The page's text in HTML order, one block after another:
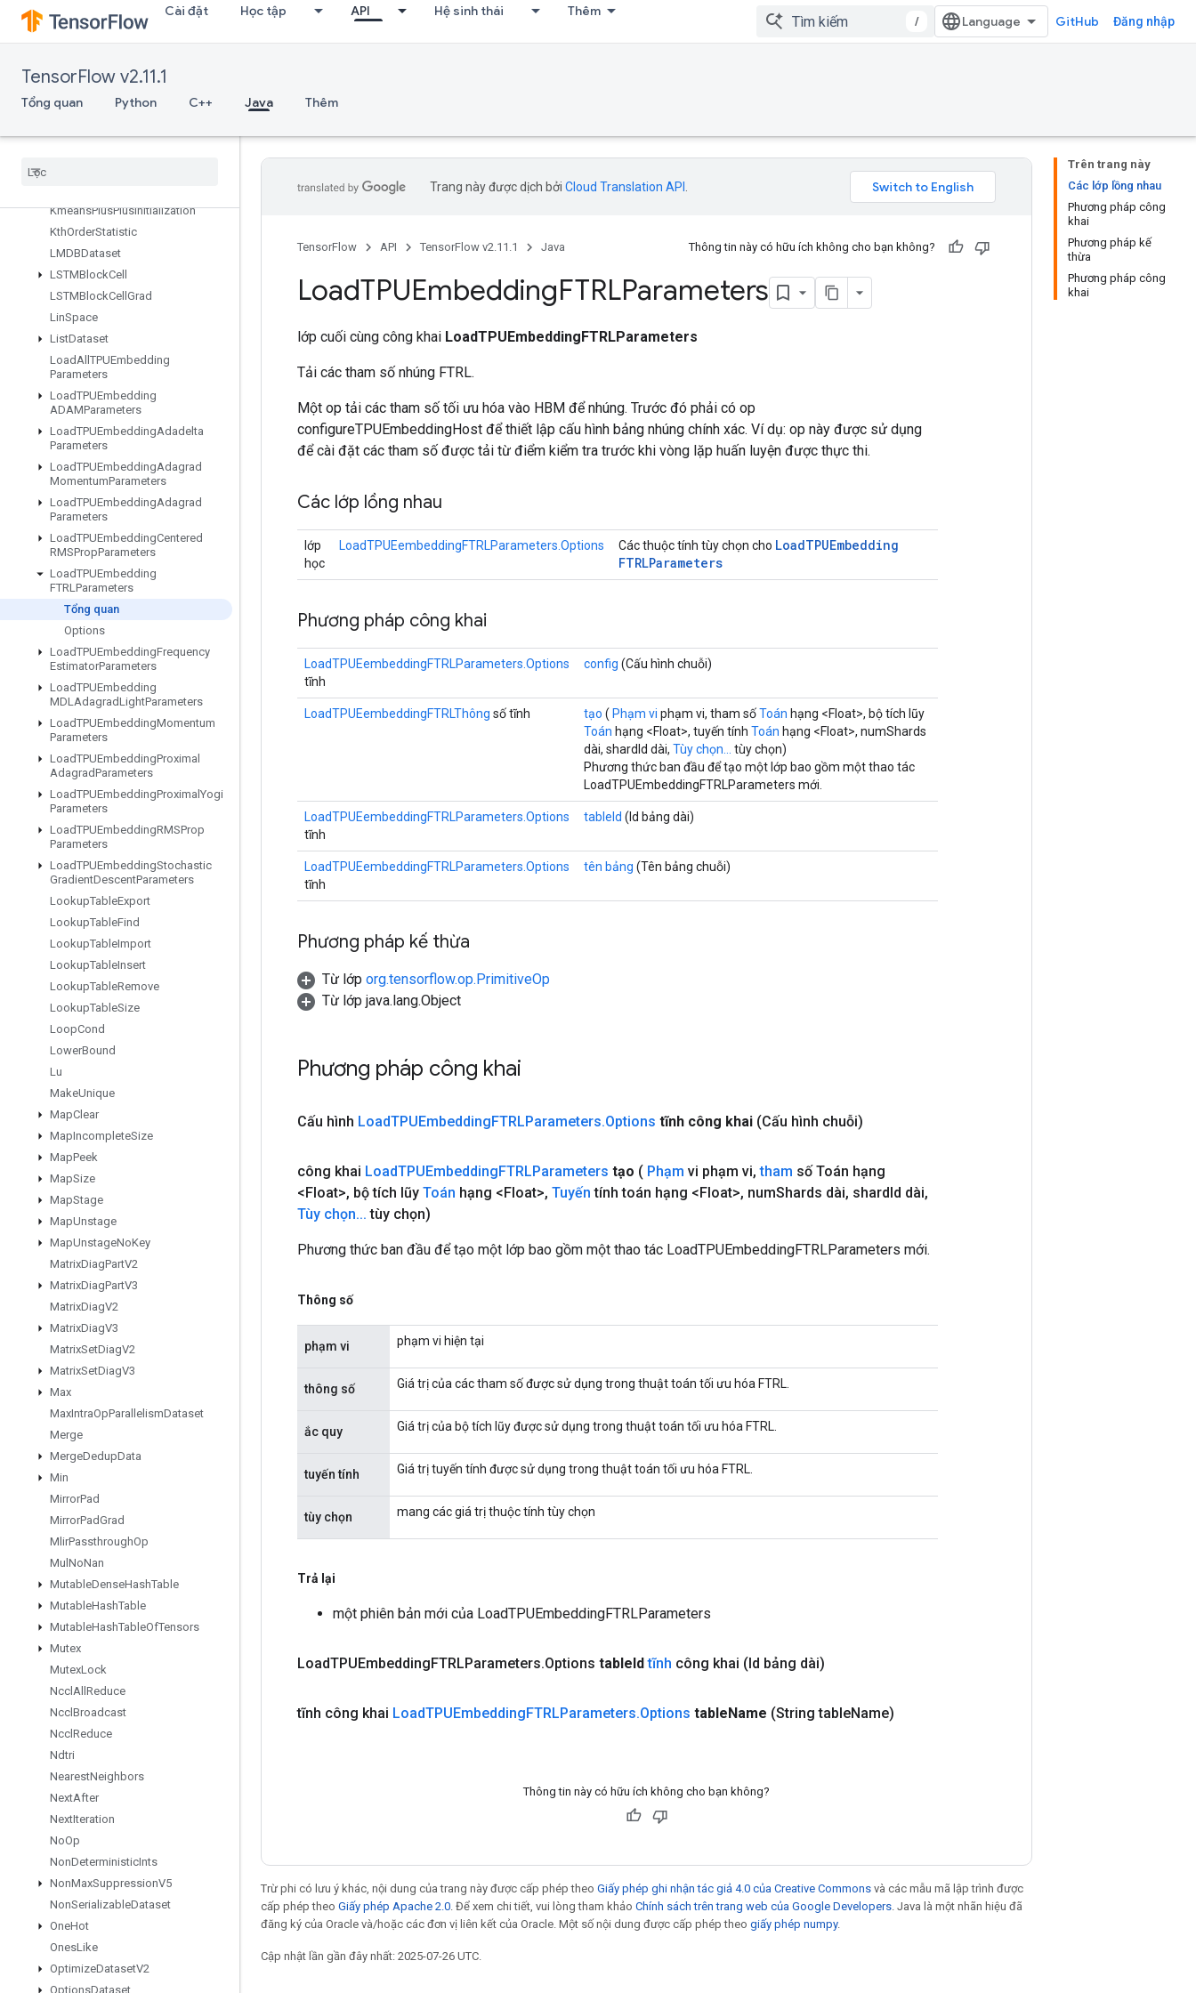
Cài đặt Học tập API Hệ sinh thái Thêm
/ GitHub Đăng nhập
TensorFlow v2.11.1
Tổng quan Python C++ Java Thêm
InplaceUpdate
IsBoostedTreesEnsembleInitialize
d
IsBoostedTreesQuantileStreamRe
sourceInitialized
IsTPUEmbeddingInitialized
KmeansPlusPlusInitialization
KthOrderStatistic
LMDBDataset
LSTMBlockCell
LSTMBlockCell Grad
LinSpace
ListDataset
LoadAll TPUEmbedding
Parameters
LoadTPUEmbedding
ADAMParameters
LoadTPUEmbeddingAdadelta
Parameters
LoadTPUEmbeddingAdagrad
MomentumParameters
LoadTPUEmbeddingAdagrad
Parameters
LoadTPUEmbeddingCentered
RMSPropParameters
LoadTPUEmbedding
FTRLParameters
Tổng quan
Options
LoadTPUEmbeddingFrequency
EstimatorParameters
LoadTPUEmbedding
MDLAdagradLightParameters
LoadTPUEmbeddingMomentum
Parameters
LoadTPUEmbeddingProximal
AdagradParameters
LoadTPUEmbeddingProximal Yogi
Parameters
LoadTPUEmbeddingRMSProp
Parameters
LoadTPUEmbeddingStochastic
GradientDescentParameters
LookupTableExport
LookupTableFind
LookupTableImport
LookupTableInsert
LookupTableRemove
LookupTableSize
LoopCond
LowerBound
Lu
MakeUnique
MapClear
MapIncompleteSize
MapPeek
MapSize
MapStage
MapUnstage
MapUnstageNoKey
MatrixDiagPartV2
MatrixDiagPartV3
MatrixDiagV2
MatrixDiagV3
MatrixSetDiagV2
MatrixSetDiagV3
Max
MaxIntraOpParallelismDataset
Merge
MergeDedupData
Min
MirrorPad
MirrorPadGrad
MlirPassthroughOp
Mul NoNan
MutableDenseHashTable
MutableHashTable
MutableHashTableOfTensors
Mutex
MutexLock
Nccl All Reduce
Nccl Broadcast
Nccl Reduce
Ndtri
NearestNeighbors
NextAfter
NextIteration
NoOp
NonDeterministicInts
NonMaxSuppressionV5
NonSerializableDataset
OneHot
OnesLike
OptimizeDatasetV2
OptionsDataset
Trên trang này
Các lớp lồng nhau
Phương pháp công
khai
Phương pháp kế
thừa
Phương pháp công
khai
Trang này được dịch bởi Cloud Translation API
TensorFlow API TensorFlow v2.11.1 Java Thông tin này có hữu ích không cho bạn không?
LoadTPUEmbeddingFTRLParameters
lớp cuối cùng công khai LoadTPUEmbeddingFTRLParameters
Tải các tham số nhúng FTRL.
Một op tải các tham số tối ưu hóa vào HBM để nhúng. Trước đó phải có op
configureTPUEmbeddingHost để thiết lập cấu hình bảng nhúng chính xác. Ví dụ: op này được sử dụng
để cài đặt các tham số được tải từ điểm kiểm tra trước khi vòng lặp huấn luyện được thực thi.
Các lớp lồng nhau
lớp
học
LoadTPUEembeddingFTRLParameters.Options Các thuộc tính tùy chọn cho LoadTPUEmbedding
FTRLParameters
Phương pháp công khai
LoadTPUEembeddingFTRLParameters.Options
tĩnh
config (Cấu hình chuỗi)
LoadTPUEembeddingFTRLThông số tĩnh tạo ( Phạm vi phạm vi, tham sốToán hạng <Float>, bộ tích lũy
Toán hạng <Float>, tuyến tính Toán hạng <Float>, numShards
dài, shardId dài, Tùy chọn...
tùy chọn)
Phương thức ban đầu để tạo một lớp bao gồm một thao tác
LoadTPUEmbeddingFTRLParameters mới.
LoadTPUEembeddingFTRLParameters.Options
tĩnh
tableId (Id bảng dài)
LoadTPUEembeddingFTRLParameters.Options
tĩnh
tên bảng (Tên bảng chuỗi)
Phương pháp kế thừa
Từ lớp org.tensorflow.op.PrimitiveOp
Từ lớp java.lang.Object
Phương pháp công khai
Cấu hình LoadTPUEmbeddingFTRLParameters.Options tĩnh công khai (Cấu hình chuỗi)
công khai LoadTPUEmbeddingFTRLParameters tạo ( Phạm vi phạm vi, tham số Toán hạng
<Float>, bộ tích lũy Toán hạng <Float>, Tuyến tính toán hạng <Float>, numShards dài, shardId dài,
Tùy chọn... tùy chọn)
Phương thức ban đầu để tạo một lớp bao gồm một thao tác LoadTPUEmbeddingFTRLParameters mới.
Thông số
phạm vi phạm vi hiện tại
thông số Giá trị của các tham số được sử dụng trong thuật toán tối ưu hóa FTRL.
ắc quy Giá trị của bộ tích lũy được sử dụng trong thuật toán tối ưu hóa FTRL.
tuyến tính Giá trị tuyến tính được sử dụng trong thuật toán tối ưu hóa FTRL.
tùy chọn mang các giá trị thuộc tính tùy chọn
Trả lại
một phiên bản mới của LoadTPUEmbeddingFTRLParameters
LoadTPUEmbeddingFTRLParameters.Options tableId tĩnh công khai (Id bảng dài)
tĩnh công khai LoadTPUEmbeddingFTRLParameters.Options tableName (String tableName)
Thông tin này có hữu ích không cho bạn không?
Trừ phi có lưu ý khác, nội dung của trang này được cấp phép theo Giấy phép ghi nhận tác giả 4.0 của Creative Commons và các mẫu mã lập trình được
cấp phép theo Giấy phép Apache 2.0 . Để xem chi tiết, vui lòng tham khảo Chính sách trên trang web của Google Developers . Java là một nhãn hiệu đã
đăng ký của Oracle và/hoặc các đơn vị liên kết của Oracle. Một số nội dung được cấp phép theo giấy phép numpy.
Cập nhật lần gần đây nhất: 2025-07-26 UTC.